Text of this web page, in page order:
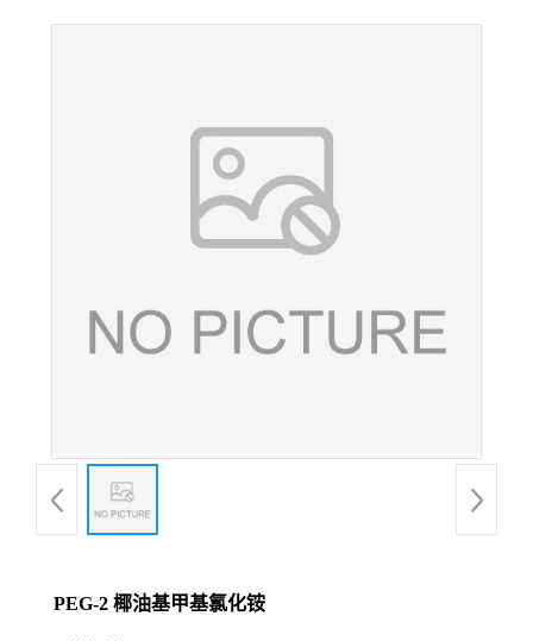
PEG-2 椰油基甲基氯化铵